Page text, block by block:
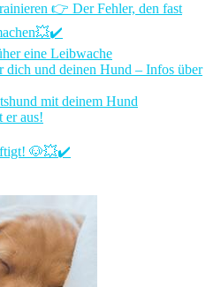
👉 Der Fehler, den fast
eine Leibwache
und deinen Hund – Infos über
mit deinem Hund
aus!
🐶💥✔️